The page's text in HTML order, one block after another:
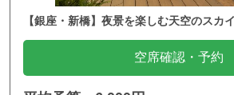
【銀座・新橋】夜景を楽しむ天空のスカ
空席確認・予約